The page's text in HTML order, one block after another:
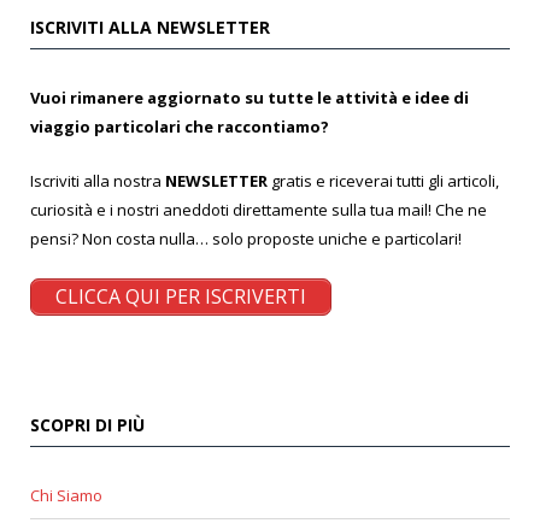
ISCRIVITI ALLA NEWSLETTER
Vuoi rimanere aggiornato su tutte le attività e idee di
viaggio particolari che raccontiamo?
Iscriviti alla nostra NEWSLETTER gratis e riceverai tutti gli articoli,
curiosità e i nostri aneddoti direttamente sulla tua mail! Che ne
pensi? Non costa nulla… solo proposte uniche e particolari!
CLICCA QUI PER ISCRIVERTI
SCOPRI DI PIÙ
Chi Siamo